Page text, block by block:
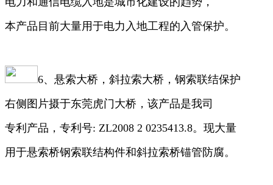
本产品目前大量用于电力入地工程的入管保护。
6、悬索大桥，斜拉索大桥，钢索联结保护
右侧图片摄于东莞虎门大桥，该产品是我司
专利产品，专利号: ZL2008 2 0235413.8。现大量
用于悬索桥钢索联结构件和斜拉索桥锚管防腐。